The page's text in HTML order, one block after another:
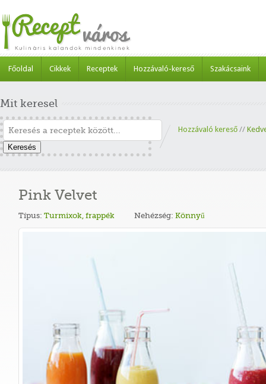
Főoldal Cikkek Receptek Hozzávaló-kereső Szakácsaink
Mit keresel
Keresés
Hozzávaló kereső //
Pink Velvet
Típus: Turmixok, frappék Nehézség: Könnyű